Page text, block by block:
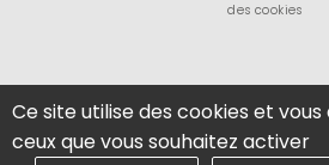
Ce site utilise des cookies et
ceux que vous souhaitez activer
des cookies